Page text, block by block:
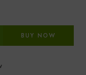
BUY NOW